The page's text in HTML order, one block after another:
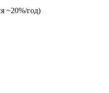
~20%/год)